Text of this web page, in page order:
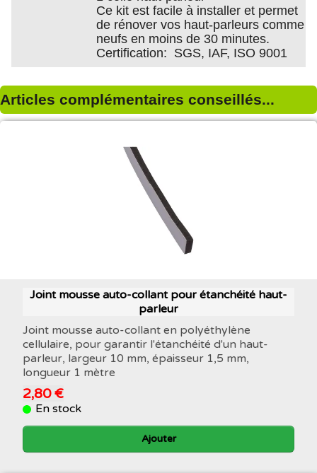
Ce kit est facile à installer et permet
de rénover vos haut-parleurs comme
neufs en moins de 30 minutes.
Certification: SGS, IAF, ISO 9001
Articles complémentaires conseillés...
Joint mousse auto-collant pour étanchéité haut-
parleur
Joint mousse auto-collant en polyéthylène
cellulaire, pour garantir l'étanchéité d'un haut-
parleur, largeur 10 mm, épaisseur 1,5 mm,
longueur 1 mètre
2,80 €
En stock
Ajouter